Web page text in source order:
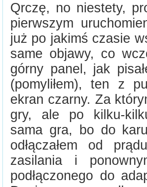
Qrczę, no niestety,
pierwszym
już po jakimś czasie
same objawy, co
górny panel, jak
(pomyliłem), ten z
ekran czarny. Za
gry, ale po kilku-
sama gra, bo do
odłączałem od
zasilania i
podłączonego do